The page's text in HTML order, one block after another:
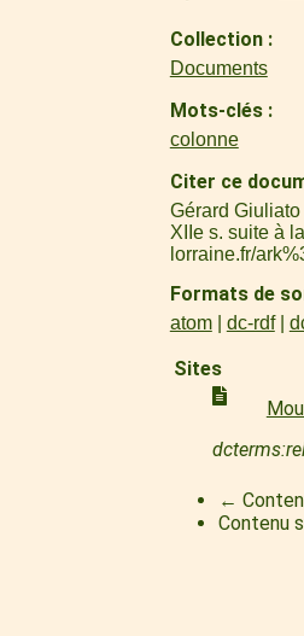
Collection
Documents
Mots-clés
colonne
Citer ce
Gérard
XIIe s. suite à
lorraine.fr/
Formats de
atom dc-rdf
Sites
←
Contenu